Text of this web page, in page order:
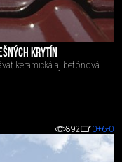
KRYTÍN
keramická aj betónová
892 0+6-0